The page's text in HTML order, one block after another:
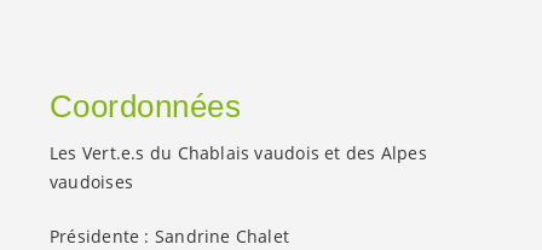
Coordonnées
Les Vert.e.s du Chablais vaudois et des Alpes
vaudoises
Présidente : Sandrine Chalet